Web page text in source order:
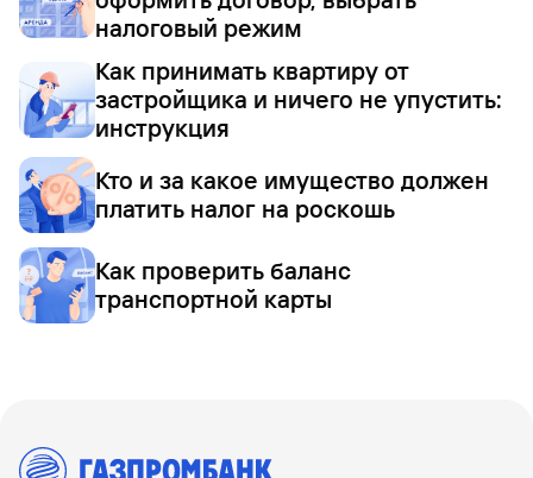
налоговый режим
Как принимать квартиру от
застройщика и ничего не упустить:
инструкция
Кто и за какое имущество должен
платить налог на роскошь
Как проверить баланс
транспортной карты